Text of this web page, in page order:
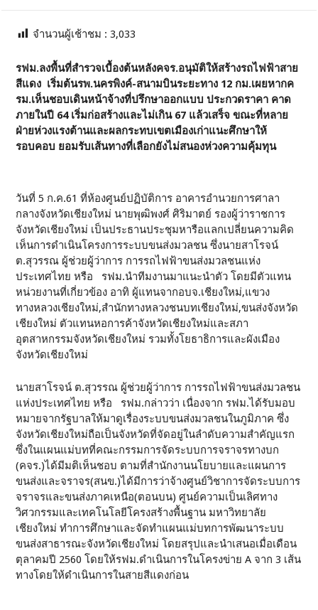
จำนวนผู้เช้าชม :3,033
รฟม.ลงพื้นที่สำรวจเบื้องต้นหลังคจร.อนุมัติให้สร้างรถไฟฟ้าสาย
สีแดง เริ่มต้นรพ.นครพิงค์-สนามบินระยะทาง 12 กม.เผยหากค
รม.เห็นชอบเดินหน้าจ้างที่ปรึกษาออกแบบ ประกวดราคา คาด
ภายในปี 64 เริ่มก่อสร้างและไม่เกิน 67 แล้วเสร็จ ขณะที่หลาย
ฝ่ายห่วงแรงต้านและผลกระทบเขตเมืองเก่าแนะศึกษาให้
รอบคอบ ยอมรับเส้นทางที่เลือกยังไม่สนองห่วงความคุ้มทุน
วันที่ 5 ก.ค.61 ที่ห้องศูนย์ปฏิบัติการ อาคารอำนวยการศาลา
กลางจังหวัดเชียงใหม่ นายพุฒิพงศ์ ศิริมาตย์ รองผู้ว่าราชการ
จังหวัดเชียงใหม่ เป็นประธานประชุมหารือแลกเปลี่ยนความคิด
เห็นการดำเนินโครงการระบบขนส่งมวลชน ซึ่งนายสาโรจน์
ต.สุวรรณ ผู้ช่วยผู้ว่าการ การรถไฟฟ้าขนส่งมวลชนแห่ง
ประเทศไทย หรือ รฟม.นำทีมงานมาแนะนำตัว โดยมีตัวแทน
หน่วยงานที่เกี่ยวข้อง อาทิ ผู้แทนจากอบจ.เชียงใหม่,แขวง
ทางหลวงเชียงใหม่,สำนักทางหลวงชนบทเชียงใหม่,ขนส่งจังหวัด
เชียงใหม่ ตัวแทนหอการค้าจังหวัดเชียงใหม่และสภา
อุตสาหกรรมจังหวัดเชียงใหม่ รวมทั้งโยธาธิการและผังเมือง
จังหวัดเชียงใหม่
นายสาโรจน์ ต.สุวรรณ ผู้ช่วยผู้ว่าการ การรถไฟฟ้าขนส่งมวลชน
แห่งประเทศไทย หรือ รฟม.กล่าวว่า เนื่องจาก รฟม.ได้รับมอบ
หมายจากรัฐบาลให้มาดูเรื่องระบบขนส่งมวลชนในภูมิภาค ซึ่ง
จังหวัดเชียงใหม่ถือเป็นจังหวัดที่จัดอยู่ในลำดับความสำคัญแรก
ซึ่งในแผนแม่บทที่คณะกรรมการจัดระบบการจราจรทางบก
(คจร.)ได้มีมติเห็นชอบ ตามที่สำนักงานนโยบายและแผนการ
ขนส่งและจราจร(สนข.)ได้มีการว่าจ้างศูนย์วิชาการจัดระบบการ
จราจรและขนส่งภาคเหนือ(ตอนบน) ศูนย์ความเป็นเลิศทาง
วิศวกรรมและเทคโนโลยีโครงสร้างพื้นฐาน มหาวิทยาลัย
เชียงใหม่ ทำการศึกษาและจัดทำแผนแม่บทการพัฒนาระบบ
ขนส่งสาธารณะจังหวัดเชียงใหม่ โดยสรุปและนำเสนอเมื่อเดือน
ตุลาคมปี 2560 โดยให้รฟม.ดำเนินการในโครงข่าย A จาก 3 เส้น
ทางโดยให้ดำเนินการในสายสีแดงก่อน